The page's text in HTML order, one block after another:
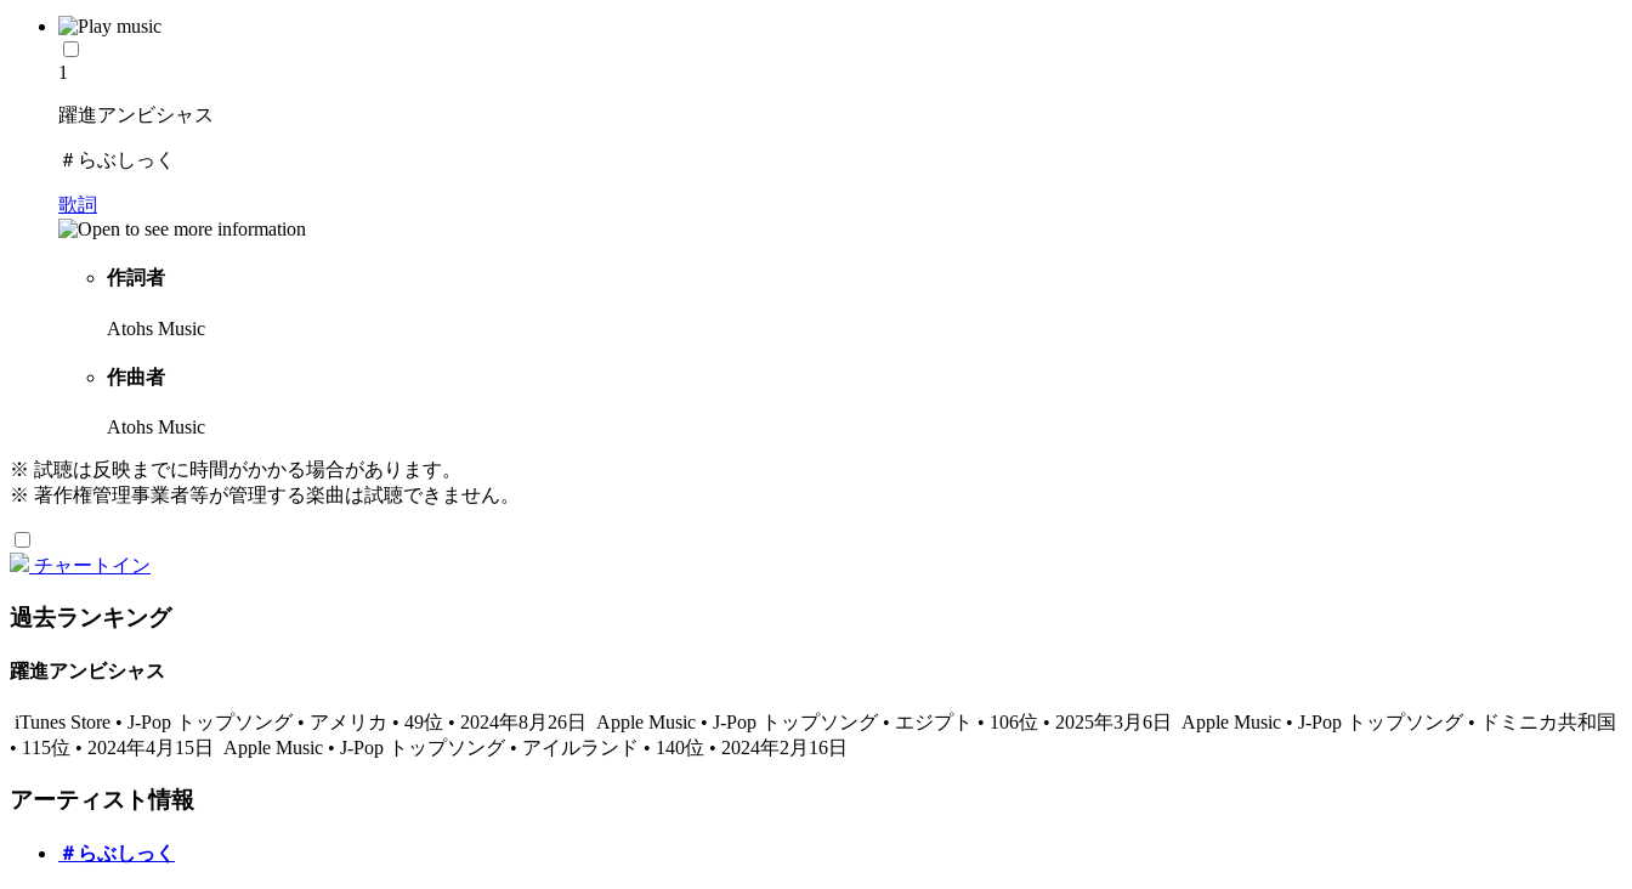
1
躍進アンビシャス
＃らぶしっく
歌詞
作詞者
Atohs Music
作曲者
Atohs Music
※ 試聴は反映までに時間がかかる場合があります。
※ 著作権管理事業者等が管理する楽曲は試聴できません。
チャートイン
過去ランキング
躍進アンビシャス
iTunes Store • J-Pop トップソング • アメリカ • 49位 • 2024年8月26日 Apple Music • J-Pop トップソング • エジプト • 106位 • 2025年3月6日
Apple Music • J-Pop トップソング • ドミニカ共和国
• 115位 • 2024年4月15日
Apple Music • J-Pop トップソング • アイルランド • 140位 • 2024年2月16日
アーティスト情報
＃らぶしっく